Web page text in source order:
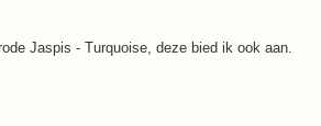
Jaspis - Turquoise, deze bied ik ook aan.